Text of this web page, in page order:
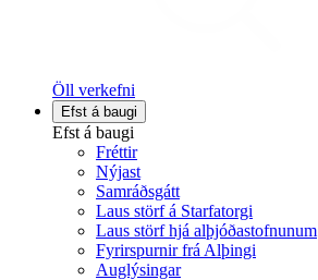
Öll verkefni
Efst á baugi
Efst á baugi
Fréttir
Nýjast
Samráðsgátt
Laus störf á Starfatorgi
Laus störf hjá alþjóðastofnunum
Fyrirspurnir frá Alþingi
Auglýsingar